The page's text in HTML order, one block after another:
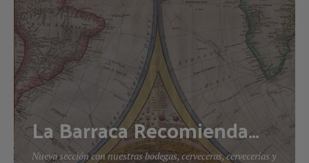
La Barraca Recomienda…
Nueva sección con nuestras bodegas, cerveceras, cervecerías y